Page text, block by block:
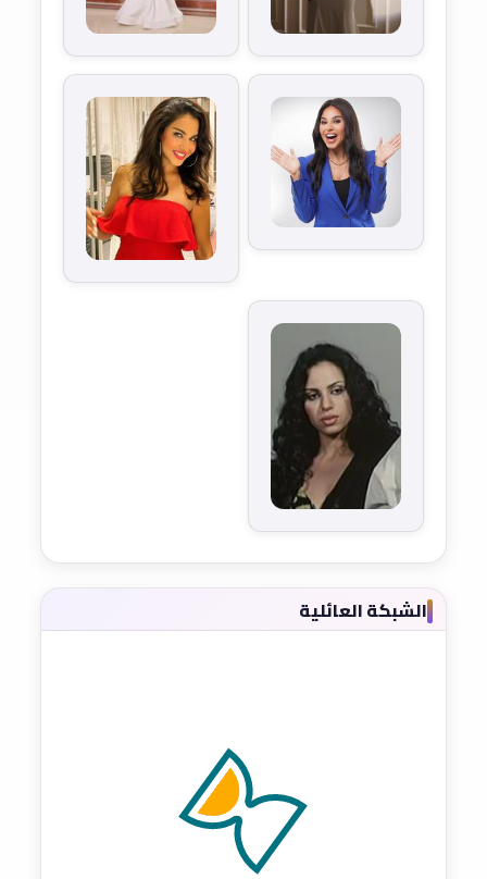
الشبكة العائلية